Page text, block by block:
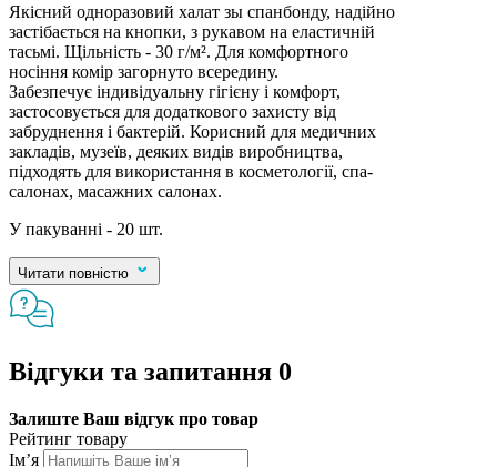
Якісний одноразовий халат зы спанбонду, надійно
застібається на кнопки, з рукавом на еластичній
тасьмі. Щільність - 30 г/м². Для комфортного
носіння комір загорнуто всередину.
Забезпечує індивідуальну гігієну і комфорт,
застосовується для додаткового захисту від
забруднення і бактерій. Корисний для медичних
закладів, музеїв, деяких видів виробництва,
підходять для використання в косметології, спа-
салонах, масажних салонах.
У пакуванні - 20 шт.
Читати повністю
Відгуки та запитання 0
Залиште Ваш відгук про товар
Рейтинг товару
Ім’я